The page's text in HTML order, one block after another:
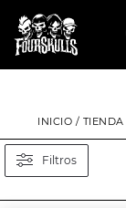
INICIO / TIENDA
Filtros